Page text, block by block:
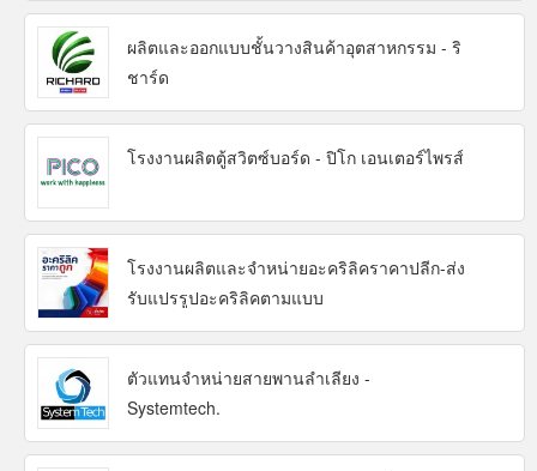
ผลิตและออกแบบชั้นวางสินค้าอุตสาหกรรม - ริ
ชาร์ด
โรงงานผลิตตู้สวิตซ์บอร์ด - ปิโก เอนเตอร์ไพรส์
โรงงานผลิตและจำหน่ายอะคริลิคราคาปลีก-ส่ง
รับแปรรูปอะคริลิคตามแบบ
ตัวแทนจำหน่ายสายพานลำเลียง -
Systemtech.